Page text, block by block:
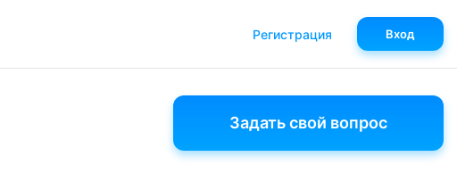
Задать свой вопрос
Регистрация Вход